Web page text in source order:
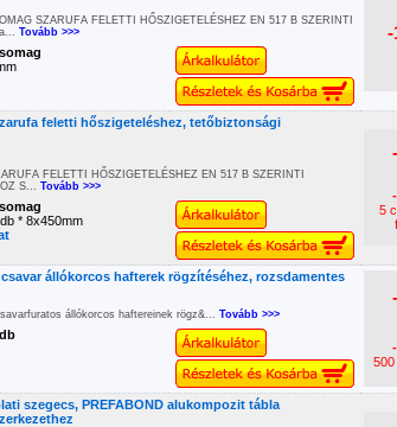
SZARUFA FELETTI HŐSZIGETELÉSHEZ EN 517 B SZERINTI
Tovább >>> -
feletti hőszigeteléshez, tetőbiztonsági
FELETTI HŐSZIGETELÉSHEZ EN 517 B SZERINTI
S... Tovább >>>
5
* 8x450mm
állókorcos hafterek rögzítéséhez, rozsdamentes
állókorcos haftereinek rögz&... Tovább >>>
500
szegecs, PREFABOND alukompozit tábla